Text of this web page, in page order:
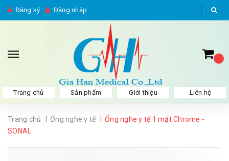
Đăng ký Đăng nhập
Trang chủ Sản phẩm Giới thiệu Liên hệ
Trang chủ Ống nghe y tế
Ống nghe y tế 1 mặt Chrome -
SONAL